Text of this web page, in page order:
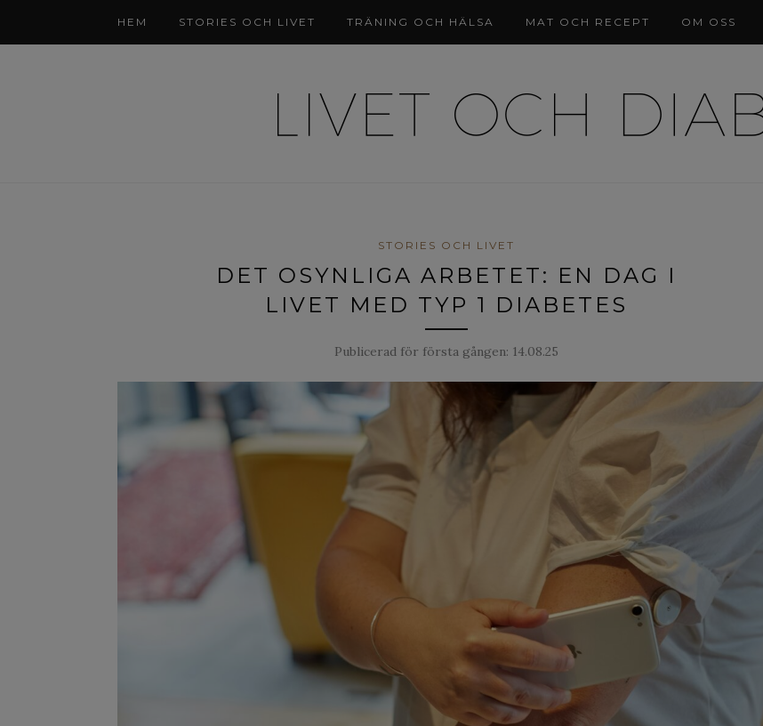
HEM STORIES OCH LIVET TRÄNING OCH HÄLSA MAT OCH RECEPT OM OSS
STORIES OCH LIVET
DET OSYNLIGA ARBETET: EN DAG I
LIVET MED TYP 1 DIABETES
Publicerad för första gången: 14.08.25